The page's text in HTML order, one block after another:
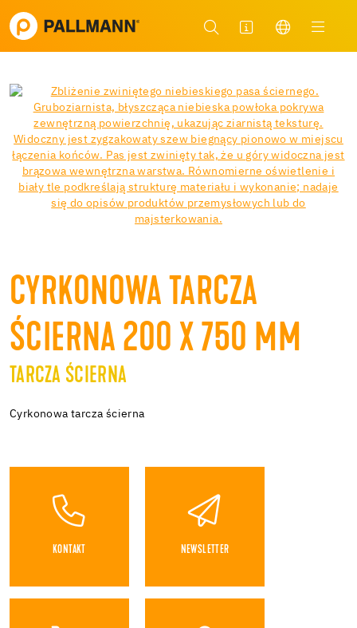
CYRKONOWA TARCZA
ŚCIERNA 200 X 750 MM
TARCZA ŚCIERNA
Cyrkonowa tarcza ścierna
KONTAKT NEWSLETTER